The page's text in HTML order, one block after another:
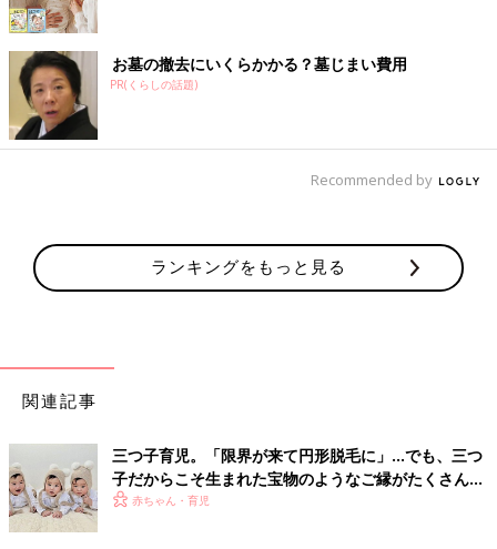
お墓の撤去にいくらかかる？墓じまい費用
PR(くらしの話題)
Recommended by
ランキングをもっと見る
関連記事
三つ子育児。「限界が来て円形脱毛に」…でも、三つ
子だからこそ生まれた宝物のようなご縁がたくさん！
【体験談】
赤ちゃん・育児